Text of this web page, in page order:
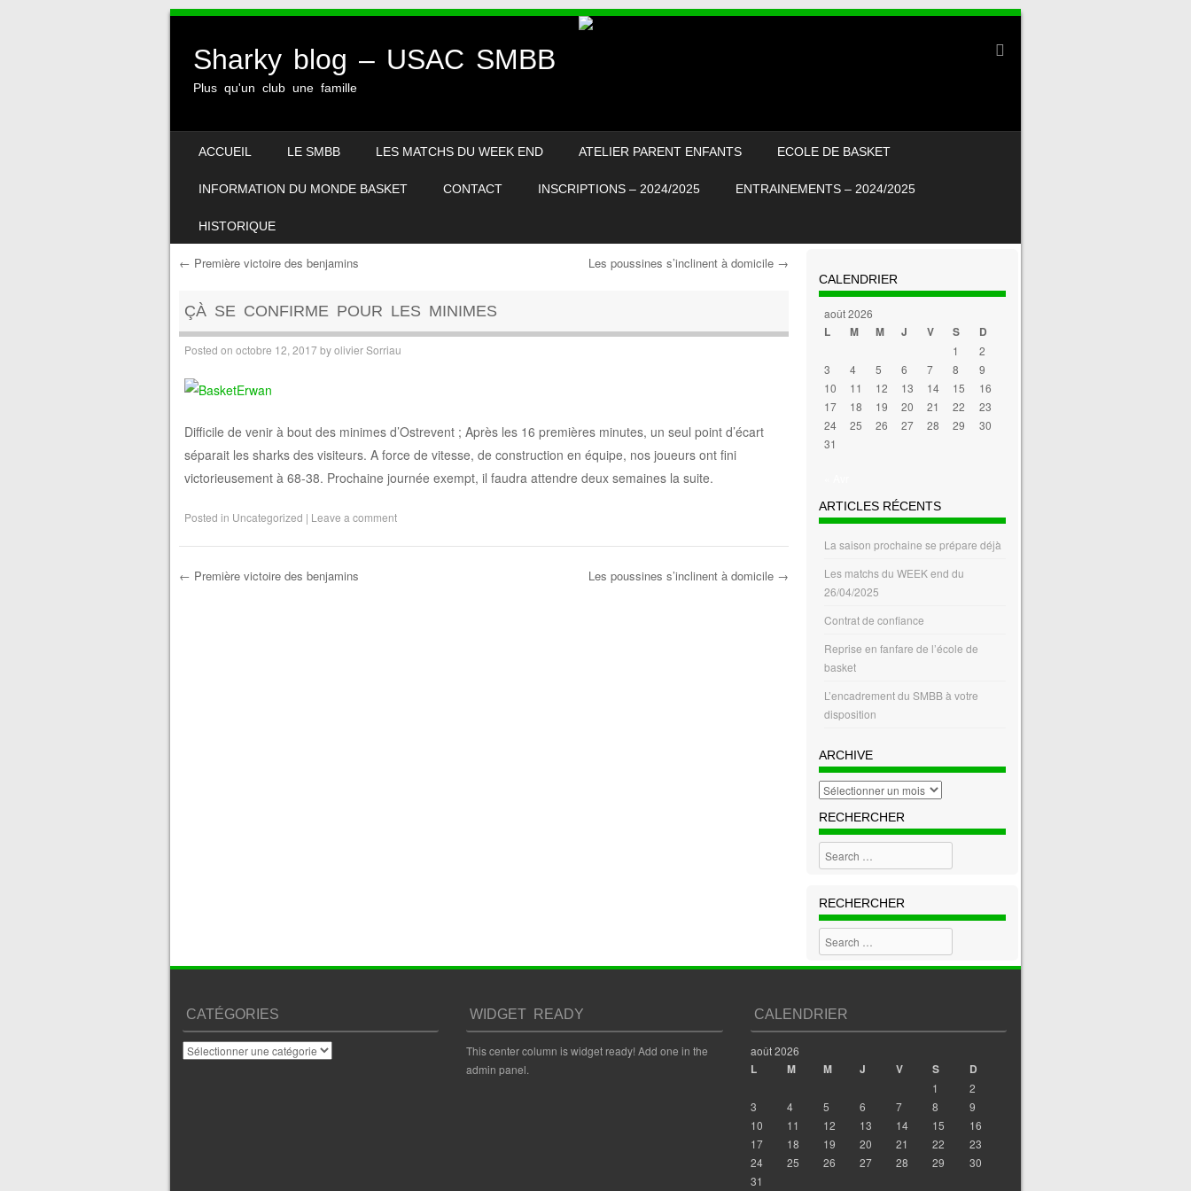
Sharky blog – USAC SMBB
Plus qu'un club une famille
ACCUEIL LE SMBB LES MATCHS DU WEEK END ATELIER PARENT ENFANTS ECOLE DE BASKET
INFORMATION DU MONDE BASKET CONTACT INSCRIPTIONS – 2024/2025 ENTRAINEMENTS – 2024/2025
HISTORIQUE
Post navigation
← Première victoire des benjamins Les poussines s’inclinent à domicile →
ÇÀ SE CONFIRME POUR LES MINIMES
Posted on octobre 12, 2017byolivier Sorriau
Difficile de venir à bout des minimes d’Ostrevent ; Après les 16 premières minutes, un seul point d’écart
séparait les sharks des visiteurs. A force de vitesse, de construction en équipe, nos joueurs ont fini
victorieusement à 68-38. Prochaine journée exempt, il faudra attendre deux semaines la suite.
Posted in Uncategorized | Leave a comment
← Première victoire des benjamins Les poussines s’inclinent à domicile →
CALENDRIER
août 2026
L M M J V S D
1
2
3
4 5 6 7 8
9
10
11 12 13 14 15
16
17
18 19 20 21 22
23
24
25 26 27 28 29
30
31
ARTICLES RÉCENTS
La saison prochaine se prépare déjà
Les matchs du WEEK end du
26/04/2025
Contrat de confiance
Reprise en fanfare de l’école de
basket
L’encadrement du SMBB à votre
disposition
ARCHIVE
archive
RECHERCHER
Search
RECHERCHER
Search
CATÉGORIES
Catégories
WIDGET READY
This center column is widget ready! Add one in the
admin panel.
CALENDRIER
août 2026
L M M J V S D
1
2
3
4 5 6 7 8
9
10
11 12 13 14 15
16
17
18 19 20 21 22
23
24
25 26 27 28 29
30
31